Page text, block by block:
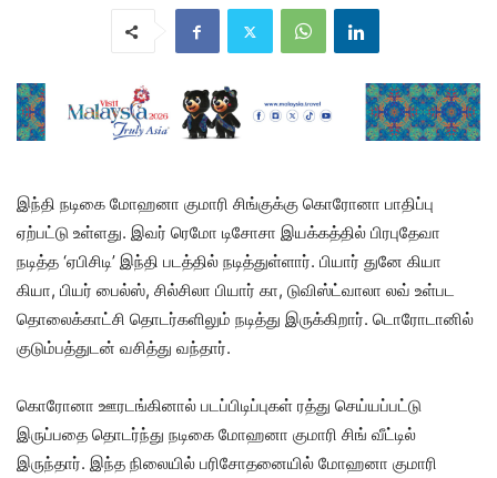
இந்தி நடிகை மோஹனா குமாரி சிங்குக்கு கொரோனா பாதிப்பு
ஏற்பட்டு உள்ளது. இவர் ரெமோ டிசோசா இயக்கத்தில் பிரபுதேவா
நடித்த ‘ஏபிசிடி’ இந்தி படத்தில் நடித்துள்ளார். பியார் துனே கியா
கியா, பியர் பைல்ஸ், சில்சிலா பியார் கா, டுவிஸ்ட்வாலா லவ் உள்பட
தொலைக்காட்சி தொடர்களிலும் நடித்து இருக்கிறார். டொரோடானில்
குடும்பத்துடன் வசித்து வந்தார்.
கொரோனா ஊரடங்கினால் படப்பிடிப்புகள் ரத்து செய்யப்பட்டு
இருப்பதை தொடர்ந்து நடிகை மோஹனா குமாரி சிங் வீட்டில்
இருந்தார். இந்த நிலையில் பரிசோதனையில் மோஹனா குமாரி